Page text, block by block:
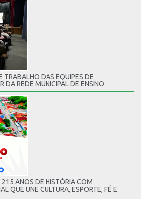
TRABALHO DAS EQUIPES DE
DA REDE MUNICIPAL DE ENSINO
215 ANOS DE HISTÓRIA COM
QUE UNE CULTURA, ESPORTE, FÉ E